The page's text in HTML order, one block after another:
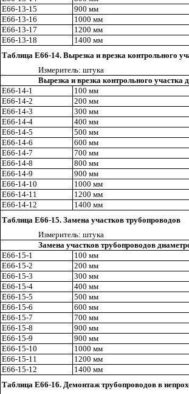
Е66-13-15
900 мм
Е66-13-16
1000 мм
Е66-13-17
1200 мм
Е66-13-18
1400 мм
Таблица Е66-14. Вырезка и врезка контрольного
Измеритель: штука
Вырезка и врезка контрольного участка
Е66-14-1
100 мм
Е66-14-2
200 мм
Е66-14-3
300 мм
Е66-14-4
400 мм
Е66-14-5 500 мм
Е66-14-6
600 мм
Е66-14-7 700 мм
Е66-14-8
800 мм
Е66-14-9
900 мм
Е66-14-10
1000 мм
Е66-14-11
1200 мм
Е66-14-12
1400 мм
Таблица Е66-15. Замена участков трубопроводов
Измеритель: штука
Замена участков трубопроводов
Е66-15-1
100 мм
E66-15-2 200 мм
Е66-15-3
300 мм
Е66-15-4
400 мм
Е66-15-5
500 мм
Е66-15-6
600 мм
Е66-15-7
700 мм
Е66-15-8
900 мм
Е66-15-9
900 мм
Е66-15-10
1000 мм
Е66-15-11
1200 мм
Е66-15-12
1400 мм
Таблица Е66-16. Демонтаж трубопроводов в